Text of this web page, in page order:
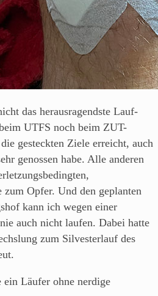
das herausragendste Lauf-
UTFS noch beim ZUT-
gesteckten Ziele erreicht, auch
genossen habe. Alle anderen
zum Opfer. Und den geplanten
kann ich wegen einer
auch nicht laufen. Dabei hatte
zum Silvesterlauf des
Läufer ohne nerdige